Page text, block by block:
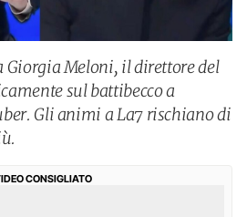
Giorgia Meloni, il direttore del
sul battibecco a
Gli animi a La7 rischiano di
CONSIGLIATO